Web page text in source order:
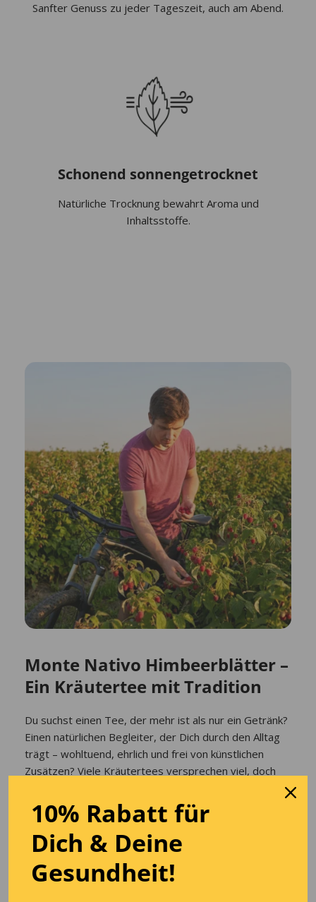
Sanfter Genuss zu jeder Tageszeit, auch am Abend.
Schonend sonnengetrocknet
Natürliche Trocknung bewahrt Aroma und
Inhaltsstoffe.
Monte Nativo Himbeerblätter –
Ein Kräutertee mit Tradition
Du suchst einen Tee, der mehr ist als nur ein Getränk?
Einen natürlichen Begleiter, der Dich durch den Alltag
trägt – wohltuend, ehrlich und frei von künstlichen
Zusätzen? Viele Kräutertees versprechen viel, doch
Dir Qualität, die Du schmecken kannst, und Reinheit,
der Du vertrauen kannst. Keine versteckten Zutaten,
keine Kompromisse – einfach Natur pur.
Der Monte Nativo Himbeerblättertee bringt
10% Rabatt für
Dich & Deine
Gesundheit!